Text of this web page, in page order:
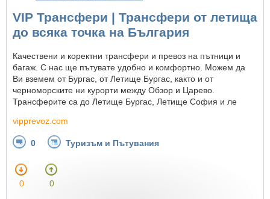
VIP Трансфери | Трансфери от летища
до всяка точка на България
Качествени и коректни трансфери и превоз на пътници и
багаж. С нас ще пътувате удобно и комфортно. Можем да
Ви вземем от Бургас, от Летище Бургас, както и от
черноморските ни курорти между Обзор и Царево.
Трансферите са до Летище Бургас, Летище София и ле
vipprevoz.com
0 Туризъм и Пътувания
0 0